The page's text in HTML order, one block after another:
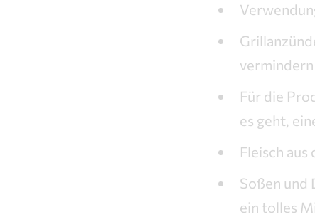
Für die
es geht,
Fleisch aus
Soßen und
ein tolles